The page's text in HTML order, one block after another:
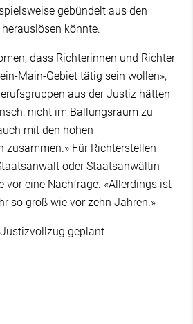
gebündelt aus den
könnte.
dass Richterinnen und Richter
Main-Gebiet tätig sein wollen»,
aus der Justiz hätten
nicht im Ballungsraum zu
mit den hohen
zusammen.» Für Richterstellen
oder Staatsanwältin
vor eine Nachfrage. «Allerdings ist
so groß wie vor zehn Jahren.»
geplant